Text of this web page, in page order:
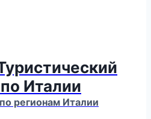
Италии
регионам Италии